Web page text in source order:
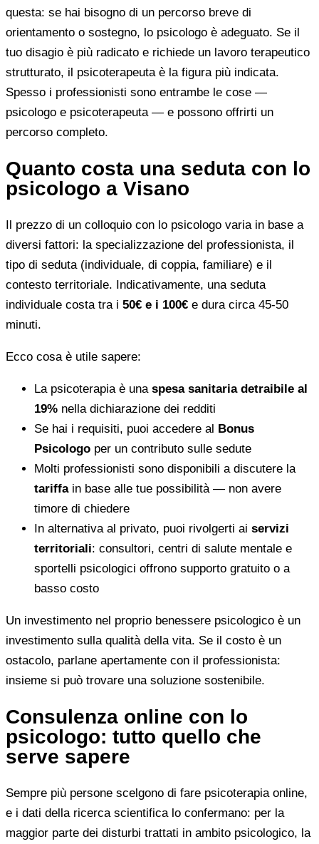
questa: se hai bisogno di un percorso breve di
orientamento o sostegno, lo psicologo è adeguato. Se il
tuo disagio è più radicato e richiede un lavoro terapeutico
strutturato, il psicoterapeuta è la figura più indicata.
Spesso i professionisti sono entrambe le cose —
psicologo e psicoterapeuta — e possono offrirti un
percorso completo.
Quanto costa una seduta con lo
psicologo a Visano
Il prezzo di un colloquio con lo psicologo varia in base a
diversi fattori: la specializzazione del professionista, il
tipo di seduta (individuale, di coppia, familiare) e il
contesto territoriale. Indicativamente, una seduta
individuale costa tra i 50€ e i 100€ e dura circa 45-50
minuti.
Ecco cosa è utile sapere:
La psicoterapia è una spesa sanitaria detraibile al
19% nella dichiarazione dei redditi
Se hai i requisiti, puoi accedere al Bonus
Psicologo per un contributo sulle sedute
Molti professionisti sono disponibili a discutere la
tariffain base alle tue possibilità — non avere
timore di chiedere
In alternativa al privato, puoi rivolgerti ai servizi
territoriali: consultori, centri di salute mentale e
sportelli psicologici offrono supporto gratuito o a
basso costo
Un investimento nel proprio benessere psicologico è un
investimento sulla qualità della vita. Se il costo è un
ostacolo, parlane apertamente con il professionista:
insieme si può trovare una soluzione sostenibile.
Consulenza online con lo
psicologo: tutto quello che
serve sapere
Sempre più persone scelgono di fare psicoterapia online,
e i dati della ricerca scientifica lo confermano: per la
maggior parte dei disturbi trattati in ambito psicologico, la